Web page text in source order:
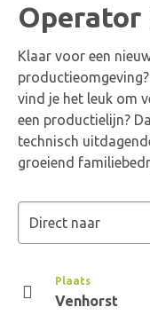
Klaar voor een
vind je het leuk om
een productielijn?
technisch
groeiend
Direct naar
Plaats
Venhorst